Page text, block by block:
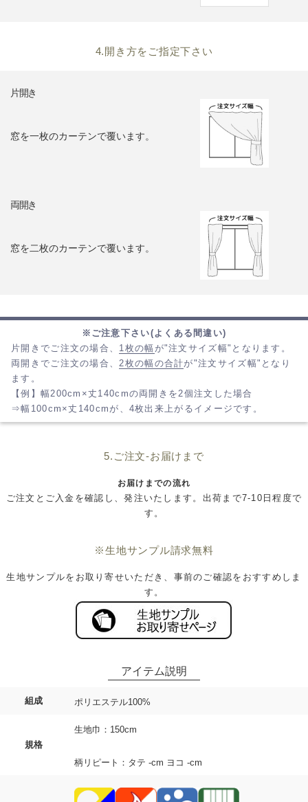
組成 ポリエステル100%
規格
生地巾：150cm
柄リピート：タテ -cm ヨコ -cm
4.開き方をご指定下さい
片開き
窓を一枚のカーテンで覆います。
両開き
窓を二枚のカーテンで覆います。
※ご注意下さい(よくある間違い)
片開きでご注文の場合、 1枚の幅 が"注文サイズ幅"となります。
両開きでご注文の場合、2枚の幅の合計が"注文サイズ幅"となり
ます。
【例】幅200cm×丈140cmの両開きを2個注文した場合
⇒幅100cm×丈140cmが、4枚出来上がるイメージです。
5.ご注文-お届けまで
お届けまでの流れ
ご注文とご入金を確認し、発注いたします。出荷まで7-10日程度で
す。
※生地サンプル請求無料
生地サンプルをお取り寄せいただき、事前のご確認をおすすめしま
す。